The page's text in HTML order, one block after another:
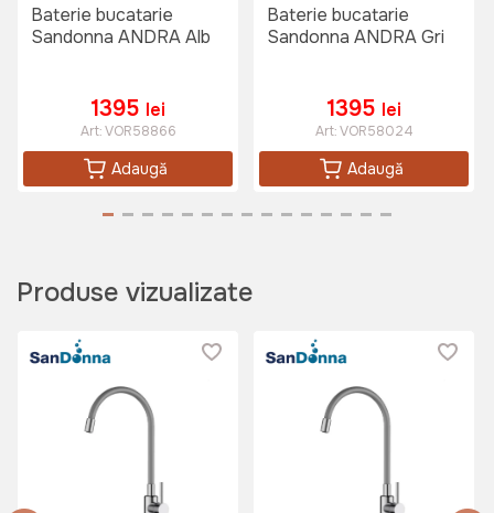
Baterie bucatarie
Sandonna ANDRA Alb
1395 lei
Art:VOR58866
Adaugă
Baterie bucatarie
Sandonna ANDRA Gri
1395 lei
Art:VOR58024
Adaugă
Produse vizualizate